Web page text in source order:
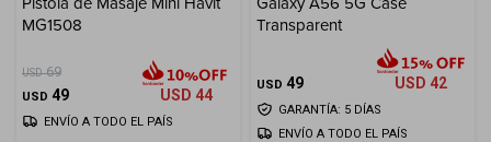
MG1508
USD 69
USD 49 USD 44
ENVÍO A TODO EL PAÍS
Transparent
USD 49 USD 42
GARANTÍA: 5 DÍAS
ENVÍO A TODO EL PAÍS